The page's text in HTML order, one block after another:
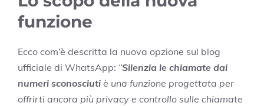
funzione
Ecco com’è descritta la nuova opzione sul blog
ufficiale di WhatsApp: “Silenzia le chiamate dai
numeri sconosciuti è una funzione progettata per
offrirti ancora più privacy e controllo sulle chiamate